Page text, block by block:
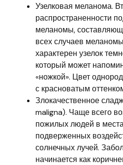
Узелковая меланома.
распространенности
меланомы,
всех случаев
характерен узелок
который может
«ножкой». Цвет
с красноватым
Злокачественное
maligna). Чаще всего
пожилых людей в
подверженных
солнечных лучей.
начинается как